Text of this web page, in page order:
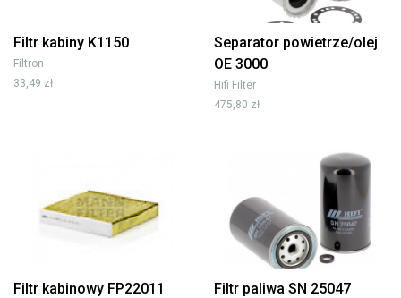
Filtr kabiny K1150
Filtron
33,49 zł
Separator powietrze/olej
OE 3000
Hifi Filter
475,80 zł
Filtr kabinowy FP22011 Filtr paliwa SN 25047